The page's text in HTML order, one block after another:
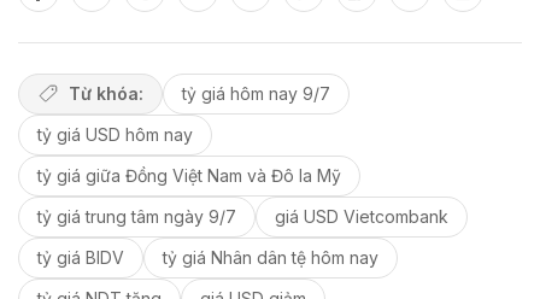
Từ khóa:
tỷ giá hôm nay 9/7
tỷ giá USD hôm nay
tỷ giá giữa Đồng Việt Nam và Đô la Mỹ
tỷ giá trung tâm ngày 9/7
giá USD Vietcombank
tỷ giá BIDV
tỷ giá Nhân dân tệ hôm nay